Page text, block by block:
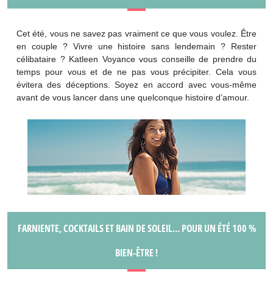
Cet été, vous ne savez pas vraiment ce que vous voulez. Être
en couple ? Vivre une histoire sans lendemain ? Rester
célibataire ? Katleen Voyance vous conseille de prendre du
temps pour vous et de ne pas vous précipiter. Cela vous
évitera des déceptions. Soyez en accord avec vous-même
avant de vous lancer dans une quelconque histoire d’amour.
FARNIENTE, COCKTAILS ET BAIN DE SOLEIL… POUR UN ÉTÉ 100 %
BIEN-ÊTRE !